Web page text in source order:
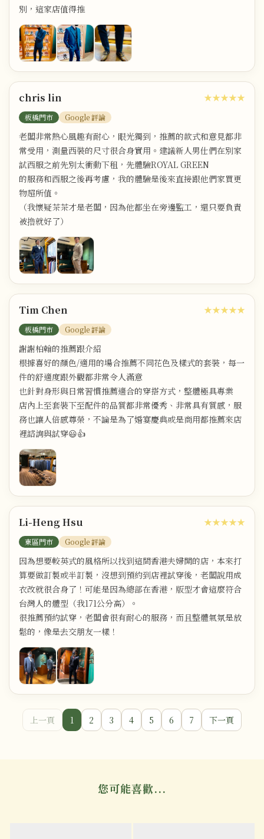
別，這家店值得推
chris lin
板橋門市 Google 評論
★★★★★
老闆非常熱心風趣有耐心，眼光獨到，推薦的款式和意見都非
常受用，測量西裝的尺寸很合身實用。建議新人男仕們在別家
試西服之前先別太衝動下租，先體驗ROYAL GREEN
的服務和西服之後再考慮，我的體驗是後來直接跟他們家買更
物超所值。
（我懷疑茶茶才是老闆，因為他都坐在旁邊監工，還只要負責
被撸就好了）
Tim Chen
板橋門市 Google 評論
★★★★★
謝謝柏翰的推薦跟介紹
根據喜好的顏色/適用的場合推薦不同花色及樣式的套裝，每一
件的舒適度跟外觀都非常令人滿意
也針對身形與日常習慣推薦適合的穿搭方式，整體極具專業
店內上至套裝下至配件的品質都非常優秀、非常具有質感，服
務也讓人倍感尊榮，不論是為了婚宴慶典或是商用都推薦來店
裡諮詢與試穿😃👍
Li-Heng Hsu
東區門市 Google 評論
★★★★★
因為想要較英式的風格所以找到這間香港夫婦開的店，本來打
算要做訂製或半訂製，沒想到預約到店裡試穿後，老闆說用成
衣改就很合身了！可能是因為總部在香港，版型才會這麼符合
台灣人的體型（我171公分高）。
很推薦預約試穿，老闆會很有耐心的服務，而且整體氣氛是放
鬆的，像是去交朋友一樣！
上一頁 1 2 3 4 5 6 7 下一頁
您可能喜歡...